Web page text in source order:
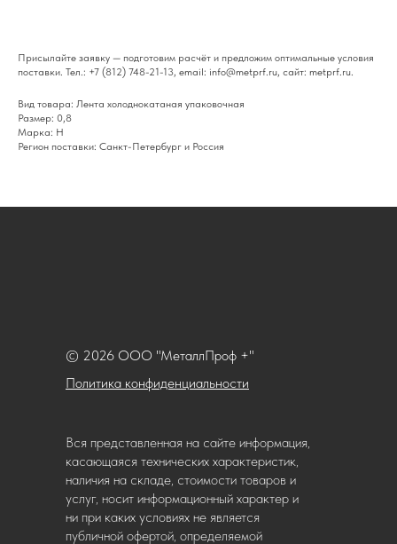
Присылайте заявку — подготовим расчёт и предложим оптимальные условия
поставки. Тел.: +7 (812) 748-21-13, email: info@metprf.ru, сайт: metprf.ru.
Вид товара: Лента холоднокатаная упаковочная
Размер: 0,8
Марка: Н
Регион поставки: Санкт-Петербург и Россия
Политика конфиденциальности
© 2026 ООО "МеталлПроф +"
Вся представленная на сайте информация,
касающаяся технических характеристик,
наличия на складе, стоимости товаров и
услуг, носит информационный характер и
ни при каких условиях не является
публичной офертой, определяемой